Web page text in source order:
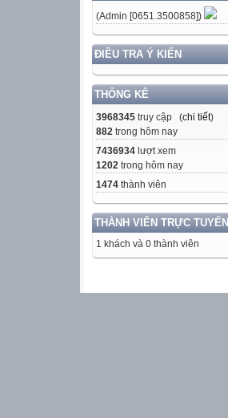
(Admin [0651.3500858])
ĐIỀU TRA Ý KIẾN
THỐNG KÊ
3968345 truy cập (chi tiết)
882 trong hôm nay
7436934 lượt xem
1202 trong hôm nay
1474 thành viên
THÀNH VIÊN TRỰC TUYẾN
1 khách và 0 thành viên